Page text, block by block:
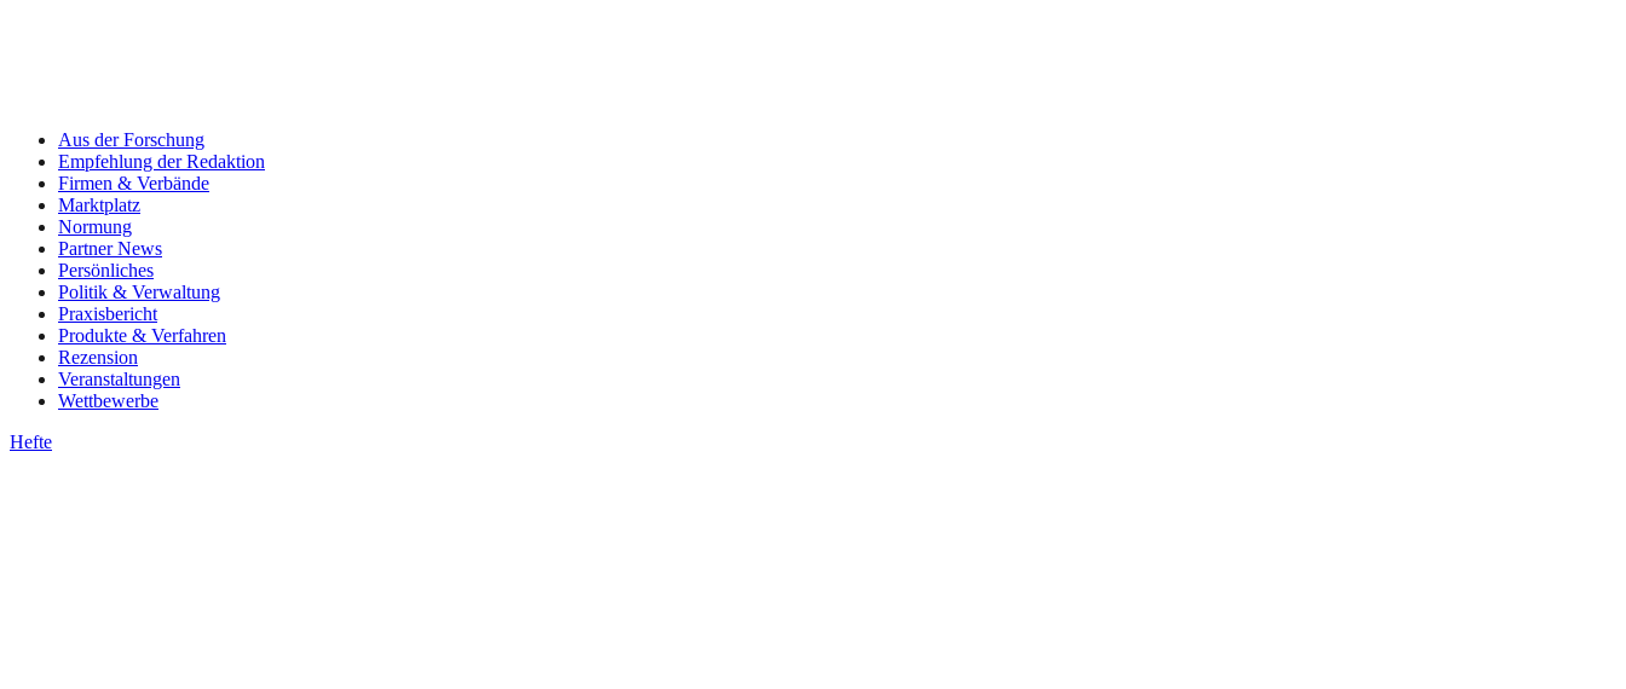
Aus der Forschung
Empfehlung der Redaktion
Firmen & Verbände
Marktplatz
Normung
Partner News
Persönliches
Politik & Verwaltung
Praxisbericht
Produkte & Verfahren
Rezension
Veranstaltungen
Wettbewerbe
Hefte